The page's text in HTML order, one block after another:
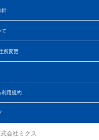
針
て
所変更
利用規約
会社ミクス